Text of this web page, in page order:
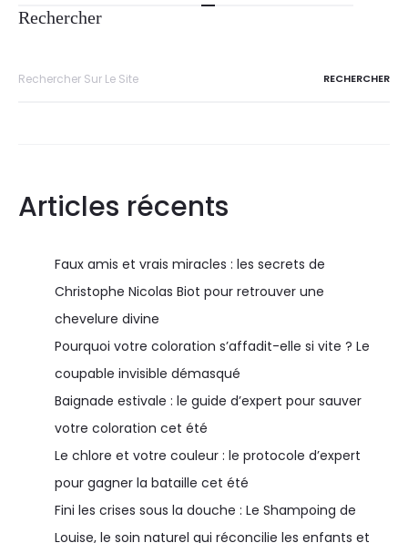
Rechercher
Articles récents
Faux amis et vrais miracles : les secrets de
Christophe Nicolas Biot pour retrouver une
chevelure divine
Pourquoi votre coloration s’affadit-elle si vite ? Le
coupable invisible démasqué
Baignade estivale : le guide d’expert pour sauver
votre coloration cet été
Le chlore et votre couleur : le protocole d’expert
pour gagner la bataille cet été
Fini les crises sous la douche : Le Shampoing de
Louise, le soin naturel qui réconcilie les enfants et